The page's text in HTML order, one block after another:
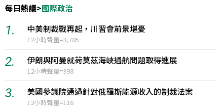
每日熱議>國際政治
1. 中美制裁戰再起，川習會前景堪憂
12小時聲量=3,785
2. 伊朗與阿曼就荷莫茲海峽通航問題取得進展
12小時聲量=398
3. 美國參議院通過針對俄羅斯能源收入的制裁法案
12小時聲量=116